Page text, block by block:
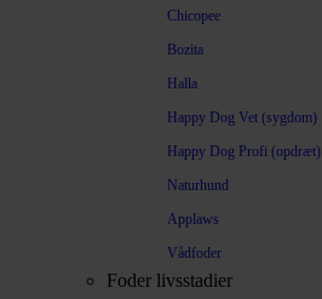
Chicopee
Bozita
Halla
Happy Dog Vet (sygdom)
Happy Dog Profi (opdræt)
Naturhund
Applaws
Vådfoder
Foder livsstadier